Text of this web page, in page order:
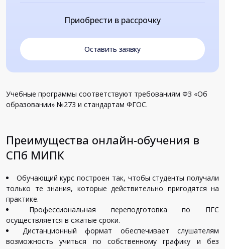
Приобрести в рассрочку
Оставить заявку
Учебные программы соответствуют требованиям ФЗ «Об
образовании» №273 и стандартам ФГОС.
Преимущества онлайн-обучения в
СПб МИПК
Обучающий курс построен так, чтобы студенты получали
только те знания, которые действительно пригодятся на
практике.
Профессиональная переподготовка по ПГС
осуществляется в сжатые сроки.
Дистанционный формат обеспечивает слушателям
возможность учиться по собственному графику и без